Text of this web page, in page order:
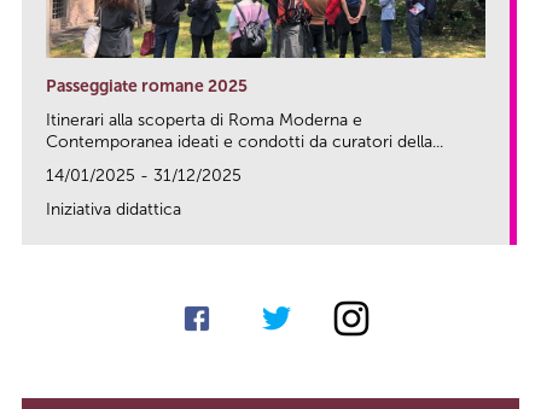
Passeggiate romane 2025
Itinerari alla scoperta di Roma Moderna e
Contemporanea ideati e condotti da curatori della...
14/01/2025 - 31/12/2025
Iniziativa didattica